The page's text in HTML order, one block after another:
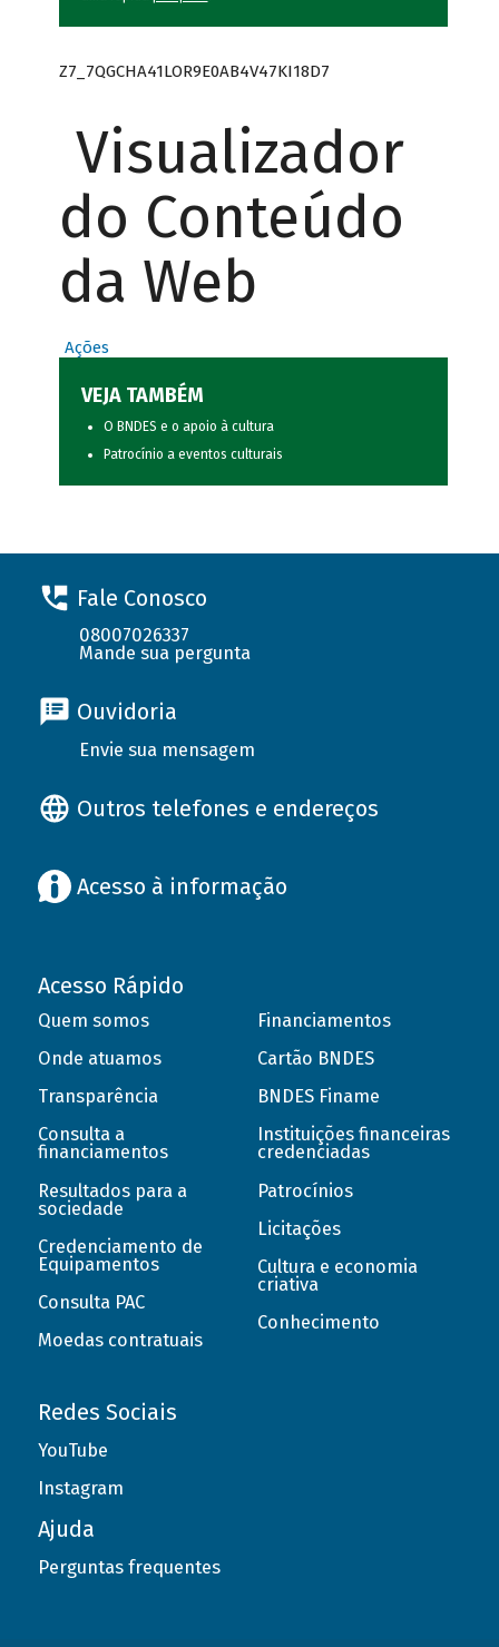
Z7_7QGCHA41LOR9E0AB4V47KI18D7
Visualizador
do Conteúdo
da Web
Ações
VEJA TAMBÉM
O BNDES e o apoio à cultura
Patrocínio a eventos culturais
Fale Conosco
08007026337
Mande sua pergunta
Ouvidoria
Envie sua mensagem
Outros telefones e endereços
Acesso à informação
Acesso Rápido
Quem somos
Onde atuamos
Transparência
Consulta a
financiamentos
Resultados para a
sociedade
Credenciamento de
Equipamentos
Consulta PAC
Moedas contratuais
Financiamentos
Cartão BNDES
BNDES Finame
Instituições financeiras
credenciadas
Patrocínios
Licitações
Cultura e economia
criativa
Conhecimento
Redes Sociais
YouTube
Instagram
Ajuda
Perguntas frequentes